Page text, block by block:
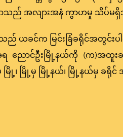
ည် အလျားအနံ ကွာဟမှု သိပ်မရှိဘဲ
ည် ယခင်က မြင်းခြံခရိုင်အတွင်းပ
အရ ညောင်ဦးမြို့နယ်ကို (က)အထူ
မြို့၊ မြို့မှ မြို့နယ်၊ မြို့နယ်မှ ခရို